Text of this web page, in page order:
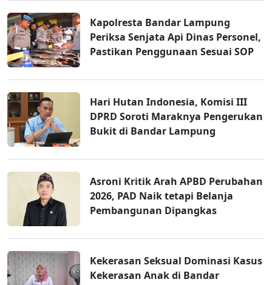
Kapolresta Bandar Lampung
Periksa Senjata Api Dinas Personel,
Pastikan Penggunaan Sesuai SOP
Hari Hutan Indonesia, Komisi III
DPRD Soroti Maraknya Pengerukan
Bukit di Bandar Lampung
Asroni Kritik Arah APBD Perubahan
2026, PAD Naik tetapi Belanja
Pembangunan Dipangkas
Kekerasan Seksual Dominasi Kasus
Kekerasan Anak di Bandar